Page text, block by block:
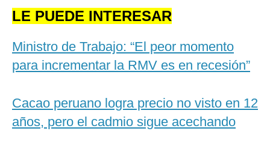
LE PUEDE INTERESAR
Ministro de Trabajo: “El peor momento
para incrementar la RMV es en recesión”
Cacao peruano logra precio no visto en 12
años, pero el cadmio sigue acechando